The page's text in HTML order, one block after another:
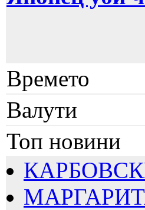
Времето
Валути
Топ новини